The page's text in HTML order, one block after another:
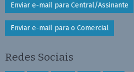
Enviar e-mail para Central/Assinante
Enviar e-mail para o Comercial
Redes Sociais